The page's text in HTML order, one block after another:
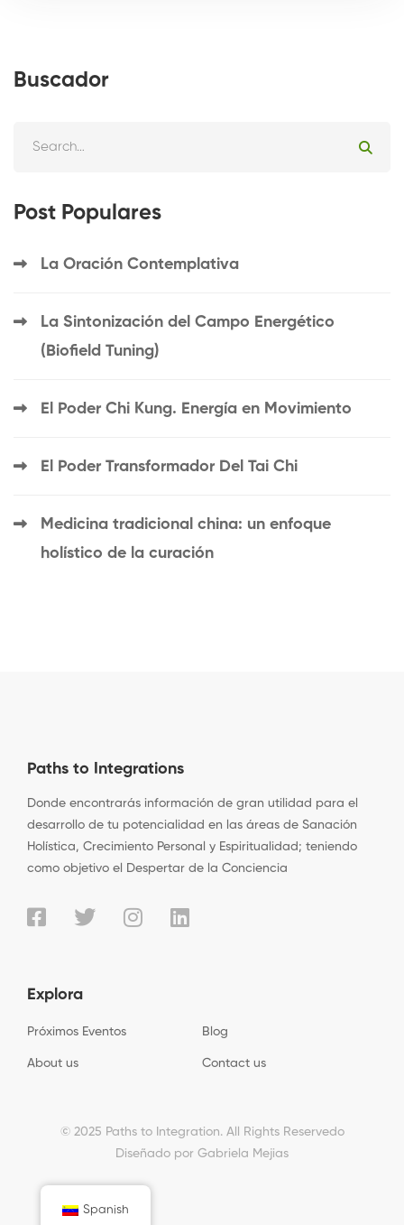
Buscador
Post Populares
La Oración Contemplativa
La Sintonización del Campo Energético
(Biofield Tuning)
El Poder Chi Kung. Energía en Movimiento
El Poder Transformador Del Tai Chi
Medicina tradicional china: un enfoque
holístico de la curación
Paths to Integrations
Donde encontrarás información de gran utilidad para el
desarrollo de tu potencialidad en las áreas de Sanación
Holística, Crecimiento Personal y Espiritualidad; teniendo
como objetivo el Despertar de la Conciencia
Explora
Próximos Eventos Blog
About us Contact us
© 2025 Paths to Integration. All Rights Reservedo
Diseñado por Gabriela Mejias
Spanish